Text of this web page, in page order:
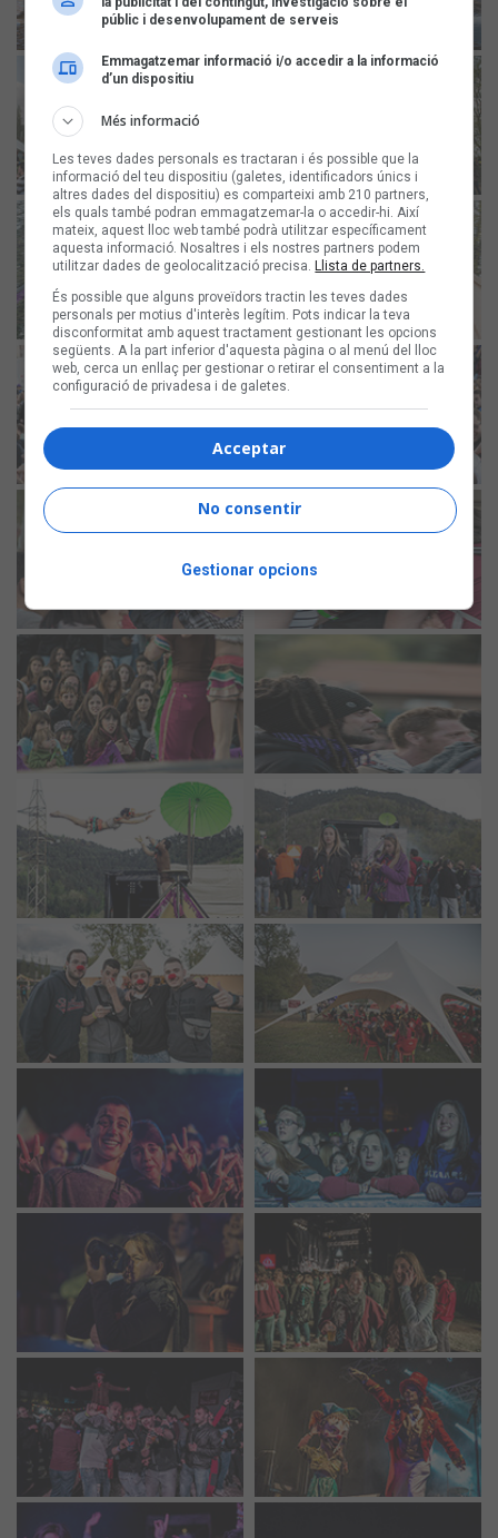
públic i desenvolupament de serveis
Emmagatzemar informació i/o accedir a la informació
d’un dispositiu
Més informació
Les teves dades personals es tractaran i és possible que la
informació del teu dispositiu (galetes, identificadors únics i
altres dades del dispositiu) es comparteixi amb 210 partners,
els quals també podran emmagatzemar-la o accedir-hi. Així
mateix, aquest lloc web també podrà utilitzar específicament
aquesta informació. Nosaltres i els nostres partners podem
utilitzar dades de geolocalització precisa. Llista de partners.
És possible que alguns proveïdors tractin les teves dades
personals per motius d'interès legítim. Pots indicar la teva
disconformitat amb aquest tractament gestionant les opcions
següents. A la part inferior d'aquesta pàgina o al menú del lloc
web, cerca un enllaç per gestionar o retirar el consentiment a la
configuració de privadesa i de galetes.
Acceptar
No consentir
Gestionar opcions